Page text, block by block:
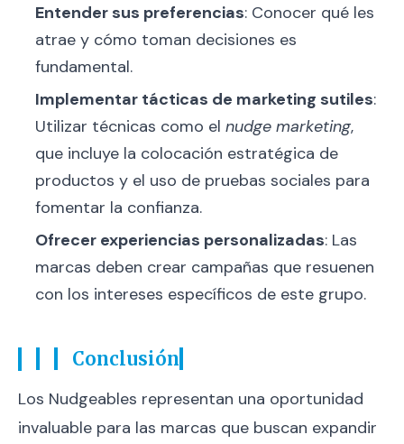
Entender sus preferencias: Conocer qué les
atrae y cómo toman decisiones es
fundamental.
Implementar tácticas de marketing sutiles:
Utilizar técnicas como elnudge marketing,
que incluye la colocación estratégica de
productos y el uso de pruebas sociales para
fomentar la confianza.
Ofrecer experiencias personalizadas: Las
marcas deben crear campañas que resuenen
con los intereses específicos de este grupo.
Conclusión
Los Nudgeables representan una oportunidad
invaluable para las marcas que buscan expandir